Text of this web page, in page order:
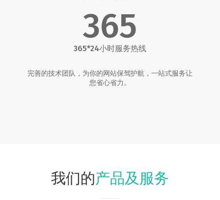
365
365*24小时服务热线
完善的技术团队，为你的网站保驾护航，一站式服务让
您省心省力。
我们的产品及服务